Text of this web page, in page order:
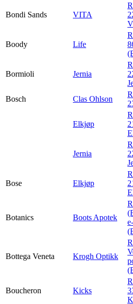
Bondi Sands VITA
Boody Life
Bormioli Jernia
Bosch
Clas Ohlson
Elkjøp
Jernia
Bose Elkjøp
Botanics Boots Apotek
Bottega Veneta Krogh Optikk
Boucheron Kicks